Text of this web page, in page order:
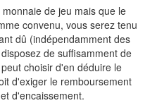
de jeu mais que le
convenu, vous serez tenu
dû (indépendamment des
de suffisamment de
choisir d'en déduire le
d'exiger le remboursement
d'encaissement.